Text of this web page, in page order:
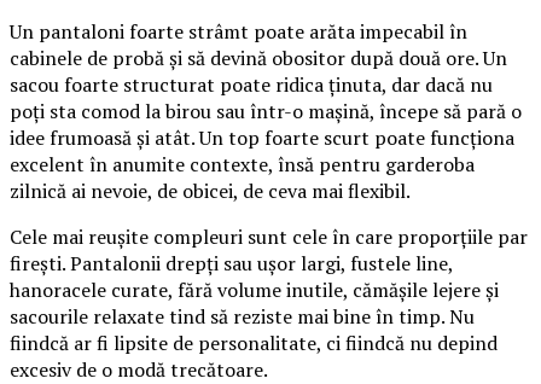
Un pantaloni foarte strâmt poate arăta impecabil în
cabinele de probă și să devină obositor după două ore. Un
sacou foarte structurat poate ridica ținuta, dar dacă nu
poți sta comod la birou sau într-o mașină, începe să pară o
idee frumoasă și atât. Un top foarte scurt poate funcționa
excelent în anumite contexte, însă pentru garderoba
zilnică ai nevoie, de obicei, de ceva mai flexibil.
Cele mai reușite compleuri sunt cele în care proporțiile par
firești. Pantalonii drepți sau ușor largi, fustele line,
hanoracele curate, fără volume inutile, cămășile lejere și
sacourile relaxate tind să reziste mai bine în timp. Nu
fiindcă ar fi lipsite de personalitate, ci fiindcă nu depind
excesiv de o modă trecătoare.